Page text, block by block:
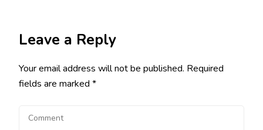
Leave a Reply
Your email address will not be published. Required
fields are marked *